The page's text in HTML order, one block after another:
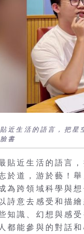
近生活的語言，把
書
貼近生活的語言
於道，游於藝！
為跨領域科學與
詩意去感受和描
知識、幻想與感
都能參與的對話